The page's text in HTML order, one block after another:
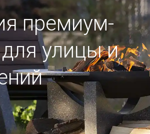
премиум-
улицыи